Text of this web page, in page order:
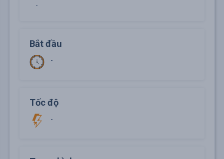
-
Bắt đầu
-
Tốc độ
-